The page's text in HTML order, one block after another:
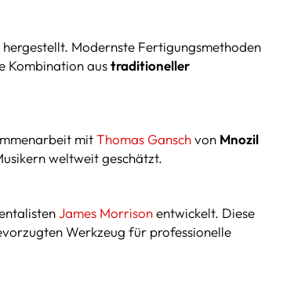
hergestellt. Modernste Fertigungsmethoden
Kombination austraditioneller
mitThomas Ganschvon Mnozil
weltweit geschätzt.
James Morrisonentwickelt. Diese
Werkzeug für professionelle